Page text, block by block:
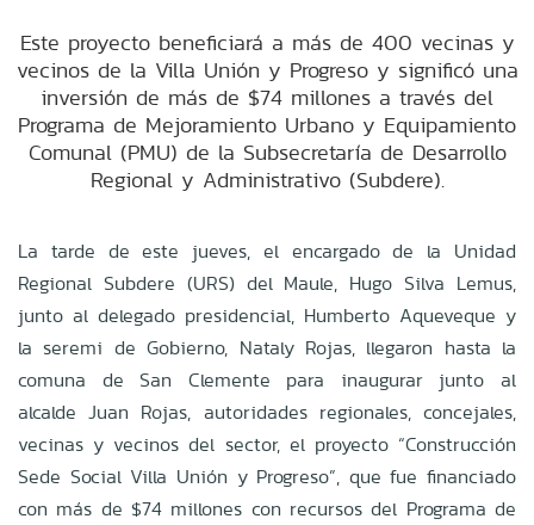
Este proyecto beneficiará a más de 400 vecinas y
vecinos de la Villa Unión y Progreso y significó una
inversión de más de $74 millones a través del
Programa de Mejoramiento Urbano y Equipamiento
Comunal (PMU) de la Subsecretaría de Desarrollo
Regional y Administrativo (Subdere).
La tarde de este jueves, el encargado de la Unidad
Regional Subdere (URS) del Maule, Hugo Silva Lemus,
junto al delegado presidencial, Humberto Aqueveque y
la seremi de Gobierno, Nataly Rojas, llegaron hasta la
comuna de San Clemente para inaugurar junto al
alcalde Juan Rojas, autoridades regionales, concejales,
vecinas y vecinos del sector, el proyecto “Construcción
Sede Social Villa Unión y Progreso”, que fue financiado
con más de $74 millones con recursos del Programa de